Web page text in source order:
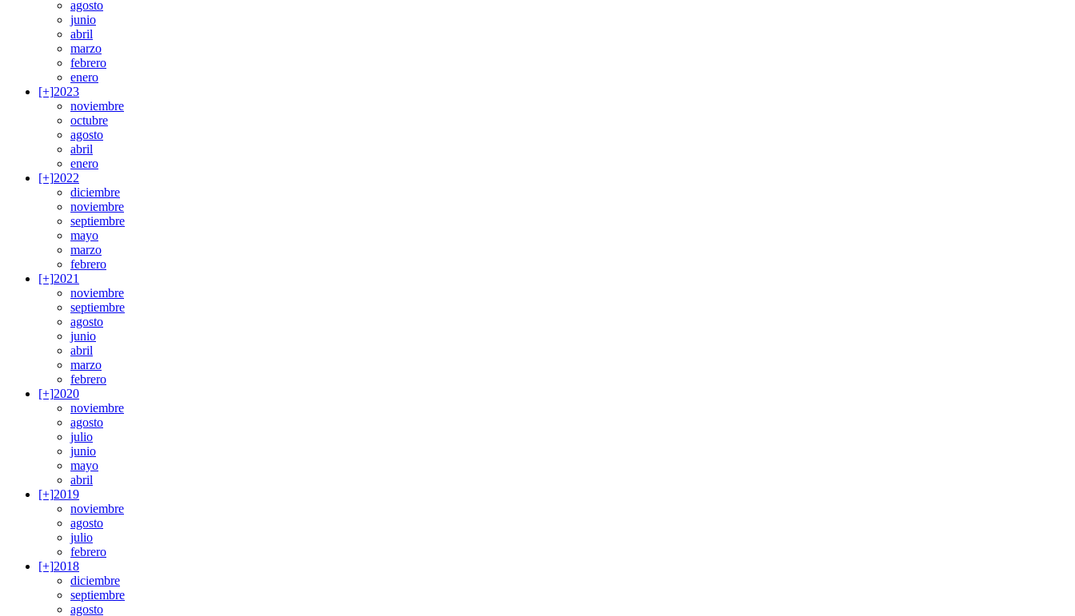
agosto
junio
abril
marzo
febrero
enero
[+]2023
noviembre
octubre
agosto
abril
enero
[+]2022
diciembre
noviembre
septiembre
mayo
marzo
febrero
[+]2021
noviembre
septiembre
agosto
junio
abril
marzo
febrero
[+]2020
noviembre
agosto
julio
junio
mayo
abril
[+]2019
noviembre
agosto
julio
febrero
[+]2018
diciembre
septiembre
agosto